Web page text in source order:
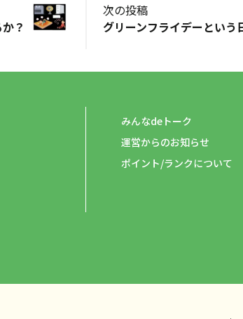
？
次の投稿
みんなdeトーク
運営からのお知らせ
ポイント/ランクについて